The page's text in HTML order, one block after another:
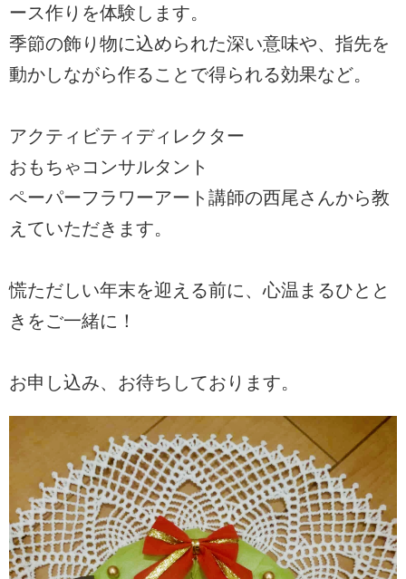
ース作りを体験します。
季節の飾り物に込められた深い意味や、指先を
動かしながら作ることで得られる効果など。
アクティビティディレクター
おもちゃコンサルタント
ペーパーフラワーアート講師の西尾さんから教
えていただきます。
慌ただしい年末を迎える前に、心温まるひとと
きをご一緒に！
お申し込み、お待ちしております。